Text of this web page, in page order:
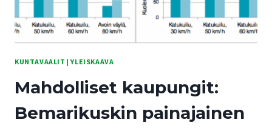
KUNTAVAALIT |YLEISKAAVA
Mahdolliset kaupungit:
Bemarikuskin painajainen